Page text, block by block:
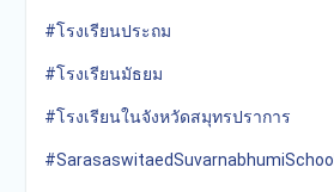
#โรงเรียนประถม
#โรงเรียนมัธยม
#โรงเรียนในจังหวัดสมุทรปราการ
#SarasaswitaedSuvarnabhumiSchool